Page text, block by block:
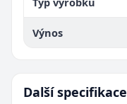
Výnos
Další specifikace